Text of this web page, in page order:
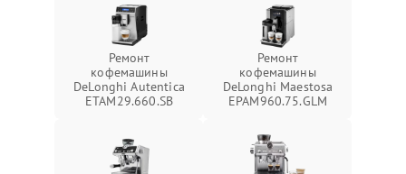
Ремонт
кофемашины
DeLonghi Autentica
ETAM29.660.SB
Ремонт
кофемашины
DeLonghi Maestosa
EPAM960.75.GLM